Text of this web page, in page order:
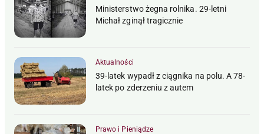
Ministerstwo żegna rolnika. 29-letni
Michał zginął tragicznie
Aktualności
39-latek wypadł z ciągnika na polu. A 78-
latek po zderzeniu z autem
Prawo i Pieniądze